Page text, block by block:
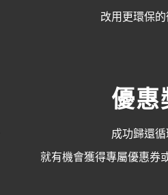
改用更環保的
優惠
成功歸還循
就有機會獲得專屬優惠券